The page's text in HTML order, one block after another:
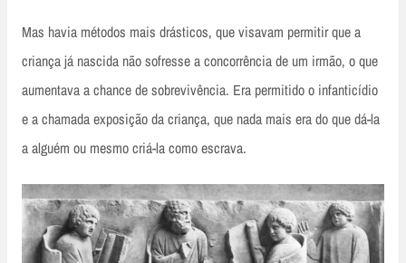
Mas havia métodos mais drásticos, que visavam permitir que a
criança já nascida não sofresse a concorrência de um irmão, o que
aumentava a chance de sobrevivência. Era permitido o infanticídio
e a chamada exposição da criança, que nada mais era do que dá-la
a alguém ou mesmo criá-la como escrava.